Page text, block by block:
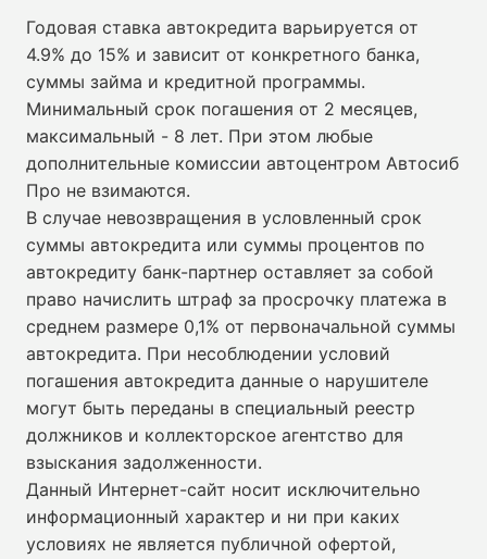
Годовая ставка автокредита варьируется от
4.9% до 15% и зависит от конкретного банка,
суммы займа и кредитной программы.
Минимальный срок погашения от 2 месяцев,
максимальный - 8 лет. При этом любые
дополнительные комиссии автоцентром Автосиб
Про не взимаются.
В случае невозвращения в условленный срок
суммы автокредита или суммы процентов по
автокредиту банк-партнер оставляет за собой
право начислить штраф за просрочку платежа в
среднем размере 0,1% от первоначальной суммы
автокредита. При несоблюдении условий
погашения автокредита данные о нарушителе
могут быть переданы в специальный реестр
должников и коллекторское агентство для
взыскания задолженности.
Данный Интернет-сайт носит исключительно
информационный характер и ни при каких
условиях не является публичной офертой,